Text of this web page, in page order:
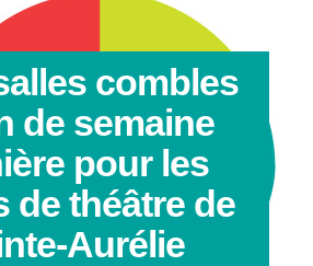
combles
de semaine
pour les
de théâtre de
Aurélie